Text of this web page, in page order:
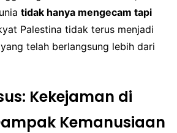
tidak hanya mengecam tapi
Palestina tidak terus menjadi
telah berlangsung lebih dari
Kekejaman di
Kemanusiaan